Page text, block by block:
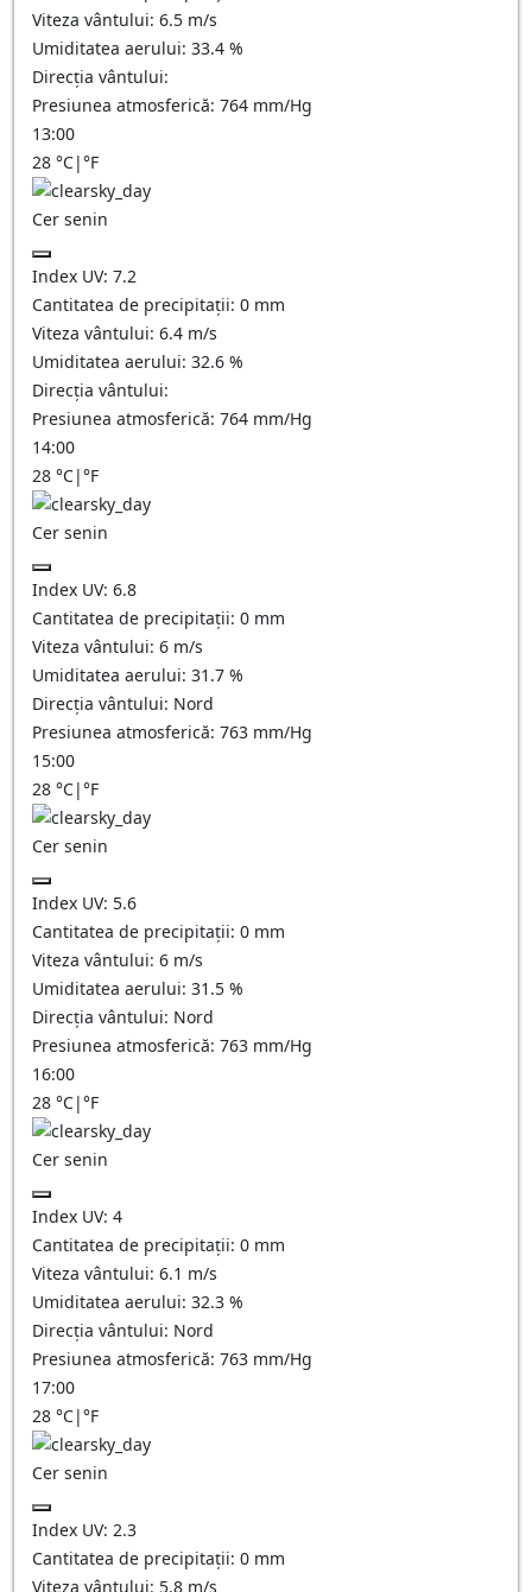
Viteza vântului: 6.5 m/s
Umiditatea aerului: 33.4 %
Direcția vântului:
Presiunea atmosferică: 764 mm/Hg
13:00
28 °C|°F
Cer senin
Index UV: 7.2
Cantitatea de precipitații: 0 mm
Viteza vântului: 6.4 m/s
Umiditatea aerului: 32.6 %
Direcția vântului:
Presiunea atmosferică: 764 mm/Hg
14:00
28 °C|°F
Cer senin
Index UV: 6.8
Cantitatea de precipitații: 0 mm
Viteza vântului: 6 m/s
Umiditatea aerului: 31.7 %
Direcția vântului: Nord
Presiunea atmosferică: 763 mm/Hg
15:00
28 °C|°F
Cer senin
Index UV: 5.6
Cantitatea de precipitații: 0 mm
Viteza vântului: 6 m/s
Umiditatea aerului: 31.5 %
Direcția vântului: Nord
Presiunea atmosferică: 763 mm/Hg
16:00
28 °C|°F
Cer senin
Index UV: 4
Cantitatea de precipitații: 0 mm
Viteza vântului: 6.1 m/s
Umiditatea aerului: 32.3 %
Direcția vântului: Nord
Presiunea atmosferică: 763 mm/Hg
17:00
28 °C|°F
Cer senin
Index UV: 2.3
Cantitatea de precipitații: 0 mm
Viteza vântului: 5.8 m/s